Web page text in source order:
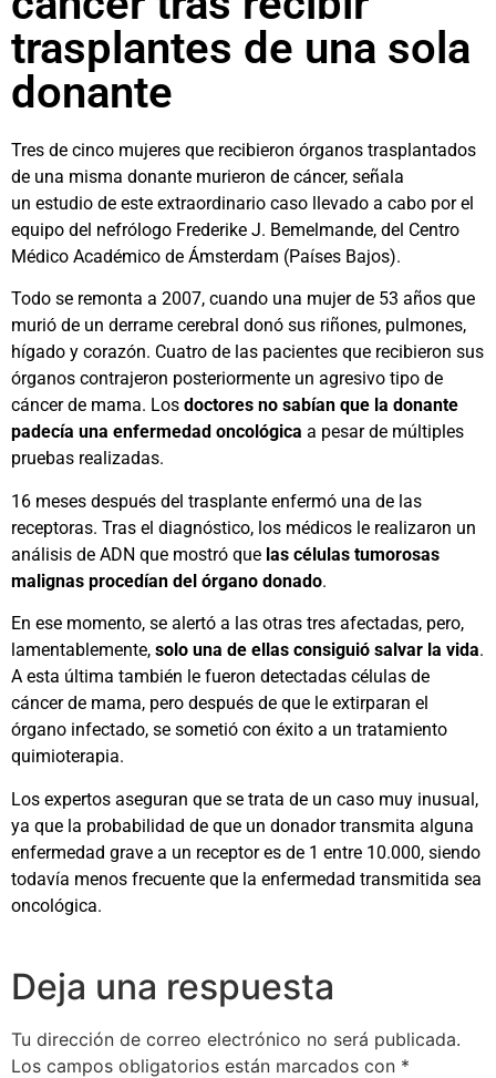
trasplantes de una sola
donante
Tres de cinco mujeres que recibieron órganos trasplantados
de una misma donante murieron de cáncer, señala
un estudio de este extraordinario caso llevado a cabo por el
equipo del nefrólogo Frederike J. Bemelmande, del Centro
Médico Académico de Ámsterdam (Países Bajos).
Todo se remonta a 2007, cuando una mujer de 53 años que
murió de un derrame cerebral donó sus riñones, pulmones,
hígado y corazón. Cuatro de las pacientes que recibieron sus
órganos contrajeron posteriormente un agresivo tipo de
cáncer de mama. Los doctores no sabían que la donante
padecía una enfermedad oncológica a pesar de múltiples
pruebas realizadas.
16 meses después del trasplante enfermó una de las
receptoras. Tras el diagnóstico, los médicos le realizaron un
análisis de ADN que mostró que las células tumorosas
malignas procedían del órgano donado.
En ese momento, se alertó a las otras tres afectadas, pero,
lamentablemente, solo una de ellas consiguió salvar la vida.
A esta última también le fueron detectadas células de
cáncer de mama, pero después de que le extirparan el
órgano infectado, se sometió con éxito a un tratamiento
quimioterapia.
Los expertos aseguran que se trata de un caso muy inusual,
ya que la probabilidad de que un donador transmita alguna
enfermedad grave a un receptor es de 1 entre 10.000, siendo
todavía menos frecuente que la enfermedad transmitida sea
oncológica.
Deja una respuesta
Tu dirección de correo electrónico no será publicada.
Los campos obligatorios están marcados con *